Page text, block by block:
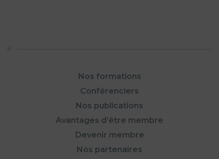
Nos formations
Conférenciers
Nos publications
Avantages d’être membre
Devenir membre
Nos partenaires